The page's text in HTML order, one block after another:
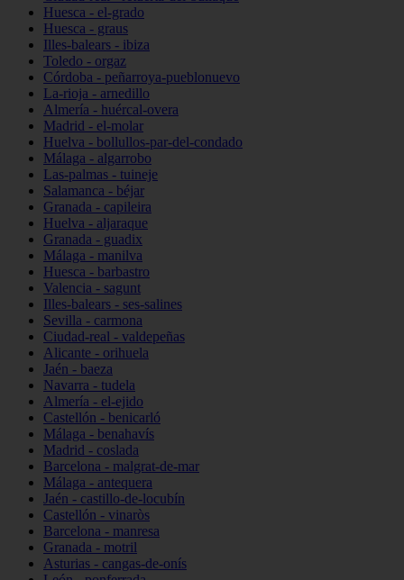
Huesca - el-grado
Huesca - graus
Illes-balears - ibiza
Toledo - orgaz
Córdoba - peñarroya-pueblonuevo
La-rioja - arnedillo
Almería - huércal-overa
Madrid - el-molar
Huelva - bollullos-par-del-condado
Málaga - algarrobo
Las-palmas - tuineje
Salamanca - béjar
Granada - capileira
Huelva - aljaraque
Granada - guadix
Málaga - manilva
Huesca - barbastro
Valencia - sagunt
Illes-balears - ses-salines
Sevilla - carmona
Ciudad-real - valdepeñas
Alicante - orihuela
Jaén - baeza
Navarra - tudela
Almería - el-ejido
Castellón - benicarló
Málaga - benahavís
Madrid - coslada
Barcelona - malgrat-de-mar
Málaga - antequera
Jaén - castillo-de-locubín
Castellón - vinaròs
Barcelona - manresa
Granada - motril
Asturias - cangas-de-onís